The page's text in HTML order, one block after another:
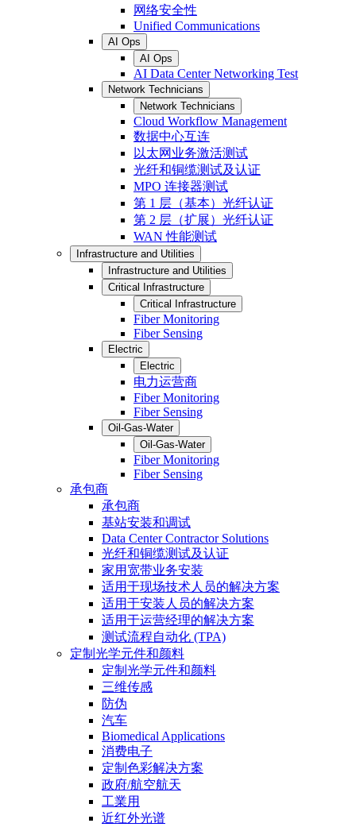
网络安全性
Unified Communications
AI Ops
AI Ops
AI Data Center Networking Test
Network Technicians
Network Technicians
Cloud Workflow Management
数据中心互连
以太网业务激活测试
光纤和铜缆测试及认证
MPO 连接器测试
第 1 层（基本）光纤认证
第 2 层（扩展）光纤认证
WAN 性能测试
Infrastructure and Utilities
Infrastructure and Utilities
Critical Infrastructure
Critical Infrastructure
Fiber Monitoring
Fiber Sensing
Electric
Electric
电力运营商
Fiber Monitoring
Fiber Sensing
Oil-Gas-Water
Oil-Gas-Water
Fiber Monitoring
Fiber Sensing
承包商
承包商
基站安装和调试
Data Center Contractor Solutions
光纤和铜缆测试及认证
家用宽带业务安装
适用于现场技术人员的解决方案
适用于安装人员的解决方案
适用于运营经理的解决方案
测试流程自动化 (TPA)
定制光学元件和颜料
定制光学元件和颜料
三维传感
防伪
汽车
Biomedical Applications
消费电子
定制色彩解决方案
政府/航空航天
工業用
近红外光谱